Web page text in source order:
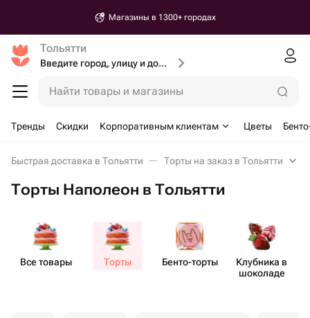
Магазины в 1300+ городах
Тольятти
Введите город, улицу и дом доставки
Найти товары и магазины
Тренды Скидки Корпоративным клиентам Цветы
Быстрая доставка в Тольятти Торты на заказ в Тольятти
Торты Наполеон в Тольятти
Все товары Торты Бенто​-торты
Клубника в
шоколаде